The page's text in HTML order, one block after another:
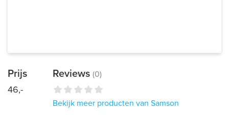
Prijs
46,-
Reviews (0)
Bekijk meer producten van Samson